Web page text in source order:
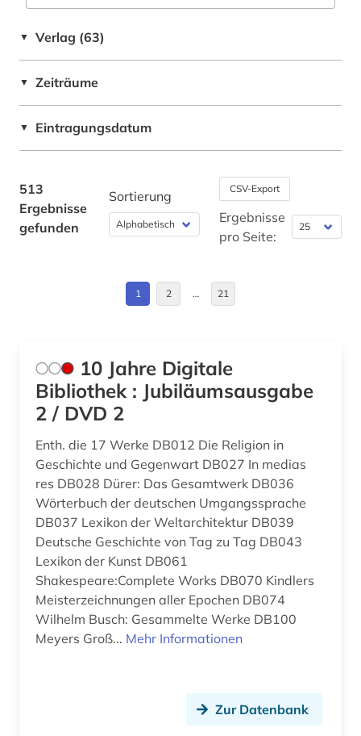
bibliographie (17)
bibliographie 1400-1999 (1)
bibliographie 1800-2005 (1)
bibliothek (3)
biografie (10)
biographie (10)
biowissenschaften (1)
blaise (1)
boccaccio (1)
brief (2)
Israel (1)
Kanada (6)
Luxemburg (2)
Niederlande (1)
Ostasien (1)
Portugal (12)
Roemisches Reich (2)
Rumänien (5)
Russland, Sowjetunion (1)
Schweden (1)
Schweiz (8)
Slowakei (1)
Spanien (53)
▼ Verlag (63)
▼ Zeiträume
▼ Eintragungsdatum
513
Ergebnisse
gefunden
Sortierung CSV-Export
Ergebnisse
pro Seite:
1 2 … 21
10 Jahre Digitale
Bibliothek : Jubiläumsausgabe
2 / DVD 2
Enth. die 17 Werke DB012 Die Religion in
Geschichte und Gegenwart DB027 In medias
res DB028 Dürer: Das Gesamtwerk DB036
Wörterbuch der deutschen Umgangssprache
DB037 Lexikon der Weltarchitektur DB039
Deutsche Geschichte von Tag zu Tag DB043
Lexikon der Kunst DB061
Shakespeare:Complete Works DB070 Kindlers
Meisterzeichnungen aller Epochen DB074
Wilhelm Busch: Gesammelte Werke DB100
Meyers Groß... Mehr Informationen
Zur Datenbank